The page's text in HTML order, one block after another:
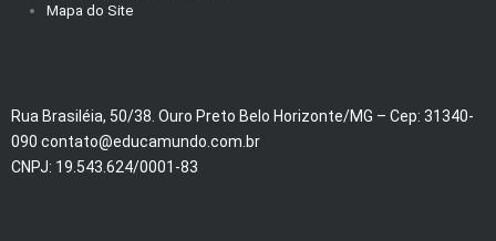
Mapa do Site
Rua Brasiléia, 50/38. Ouro Preto Belo Horizonte/MG – Cep: 31340-
090 contato@educamundo.com.br
CNPJ: 19.543.624/0001-83